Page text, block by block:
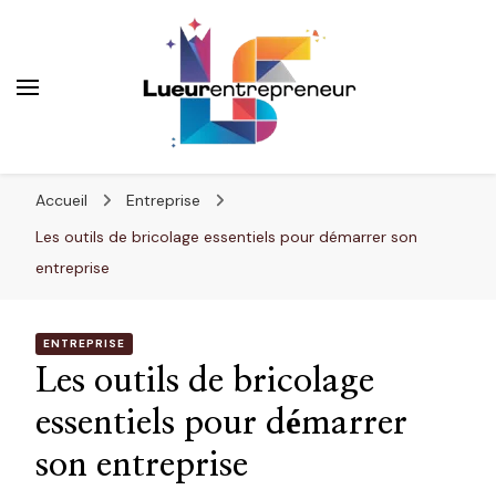
Accueil
Entreprise
Les outils de bricolage essentiels pour démarrer son
entreprise
ENTREPRISE
Les outils de bricolage
essentiels pour démarrer
son entreprise